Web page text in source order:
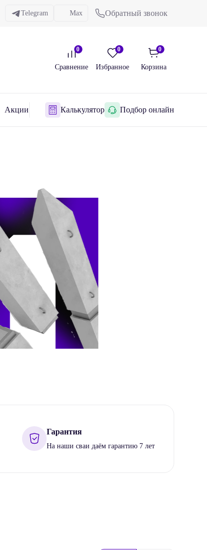
Telegram Max Обратный звонок
0
Сравнение
0
Избранное
0
Корзина
Акции Калькулятор Подбор онлайн
Гарантия
На наши сваи даём гарантию 7 лет